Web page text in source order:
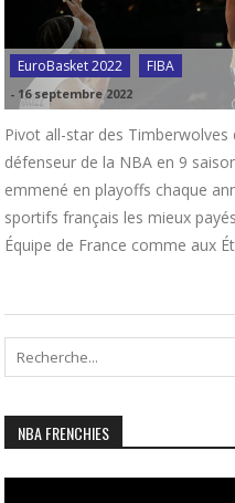
EuroBasket 2022 FIBA
- 16 septembre 2022
Pivot all-star des
défenseur de la NBA en 9
emmené en playoffs chaque
sportifs français les mieux
Équipe de France comme aux
NBA FRENCHIES